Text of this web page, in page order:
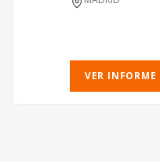
VER INFORME